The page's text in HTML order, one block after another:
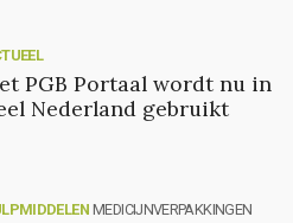
PGB Portaal wordt nu in
Nederland gebruikt
MEDICIJNVERPAKKINGEN